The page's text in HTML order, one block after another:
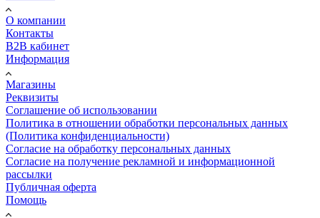
О компании
Контакты
B2B кабинет
Информация
Магазины
Реквизиты
Соглашение об использовании
Политика в отношении обработки персональных данных
(Политика конфиденциальности)
Согласие на обработку персональных данных
Согласие на получение рекламной и информационной
рассылки
Публичная оферта
Помощь